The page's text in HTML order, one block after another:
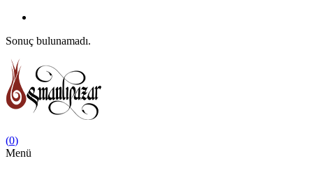
Sonuç bulunamadı.
(0)
Menü